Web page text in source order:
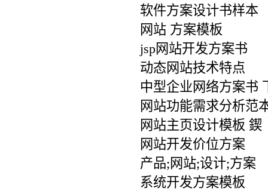
软件方案设计书样本
网站 方案模板
jsp网站开发方案书
动态网站技术特点
中型企业网络方案书
网站功能需求分析范
网站主页设计模板 鍥
网站开发价位方案
产品;网站;设计;方案
系统开发方案模板